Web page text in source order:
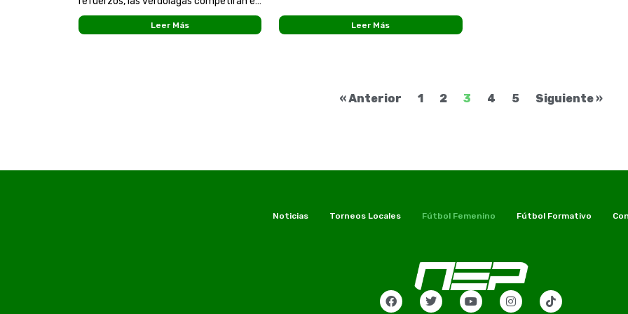
su quinta Liga femenina en este 2022.
El regreso de Carolina Arbeláez, retener
Leer Más
temporada llegó a semifinales. Con el
técnico
Leer Más
« Anterior 1 2 3 4 5 Siguiente »
Noticias Torneos Locales Fútbol Femenino Fútbol Formativo